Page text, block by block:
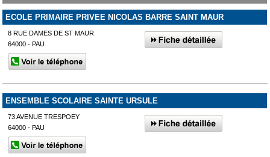
ECOLE PRIMAIRE PRIVEE NICOLAS BARRE SAINT MAUR
8 RUE DAMES DE ST MAUR
64000 - PAU
ENSEMBLE SCOLAIRE SAINTE URSULE
73 AVENUE TRESPOEY
64000 - PAU